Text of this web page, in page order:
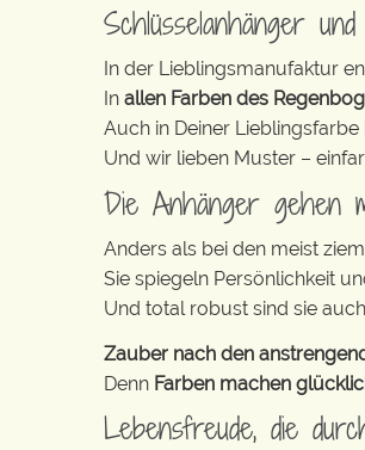
Schlüsselanhänger
In der Lieblingsmanufaktur
In allen Farben des
Auch in Deiner
Und wir lieben Muster –
Die Anhänger gehen
Anders als bei den meist
Sie spiegeln Persönlichkeit
Und total robust sind sie
Zauber nach den
Denn Farben machen
Lebensfreude, die